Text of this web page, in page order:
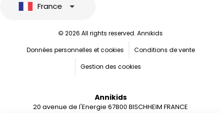
France
© 2026 All rights reserved. Annikids
Données personnelles et cookies
Conditions de vente
Gestion des cookies
Annikids
20 avenue de l'Energie 67800 BISCHHEIM FRANCE